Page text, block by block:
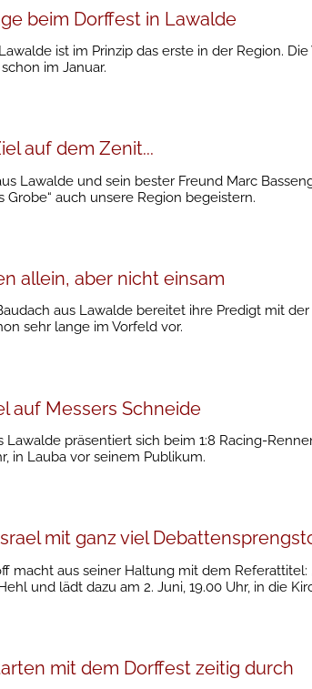
beim Dorffest in Lawalde
ist im Prinzip das erste in der Region.
im Januar.
auf dem Zenit...
Lawalde und sein bester Freund Marc
Grobe“ auch unsere Region begeistern.
allein, aber nicht einsam
aus Lawalde bereitet ihre Predigt mit
sehr lange im Vorfeld vor.
auf Messers Schneide
Lawalde präsentiert sich beim 1:8 Racing-
in Lauba vor seinem Publikum.
mit ganz viel
macht aus seiner Haltung mit dem
und lädt dazu am 2. Juni, 19.00 Uhr, in die
mit dem Dorffest zeitig durch